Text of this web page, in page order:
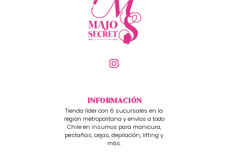
INFORMACIÓN
Tienda líder con 6 sucursales en la
región metropolitana y envíos a todo
Chile en insumos para manicura,
pestañas, cejas, depilación, lifting y
más.